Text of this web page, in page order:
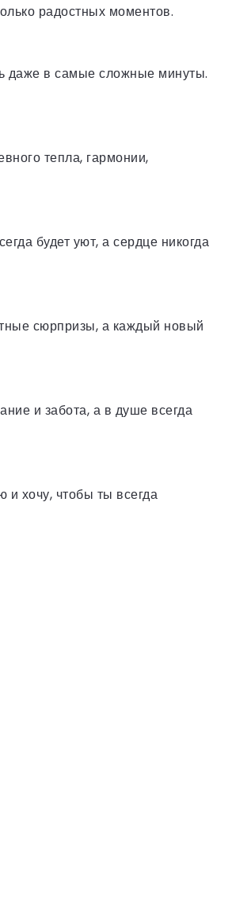
радостных моментов.
даже в самые сложные минуты.
тепла, гармонии,
будет уют, а сердце никогда
сюрпризы, а каждый новый
и забота, а в душе всегда
хочу, чтобы ты всегда